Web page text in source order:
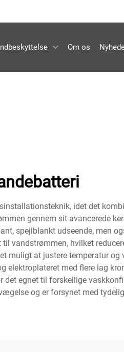
Om os
idet det
gennem sit avancerede
spejlblankt udseende, men
vandstrømmen, hvilket
muligt at justere temperatur
med flere lag
egnet til forskellige
og er forsynet med